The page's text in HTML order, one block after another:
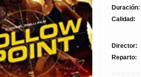
Duración:
Calidad:
Director:
Reparto: